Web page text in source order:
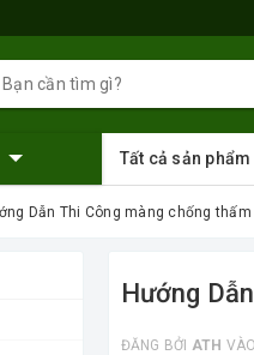
Tất cả sản phẩm
Dẫn Thi Công màng chống
Hướng
ĐĂNG BỞI ATH